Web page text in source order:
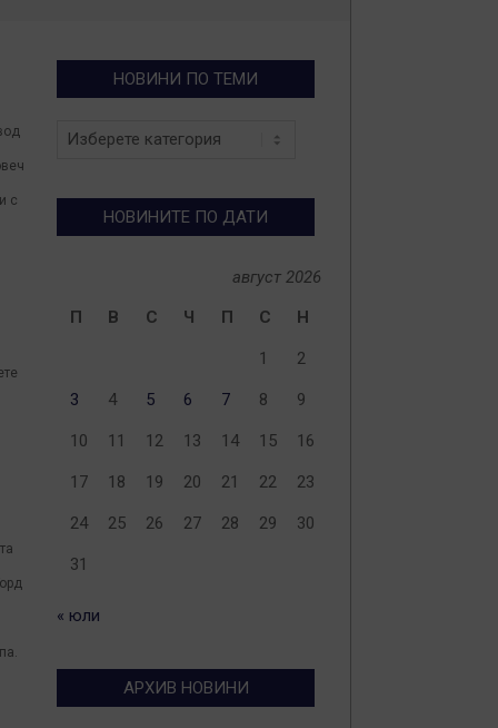
с
НОВИНИ ПО ТЕМИ
Новини
НОВИНИТЕ ПО ДАТИ
август 2026
П
В С Ч П С Н
1 2
3 4 5 6 7 8 9
10 11 12 13 14 15 16
17 18 19 20 21 22 23
24 25 26 27 28 29 30
31
« юли
АРХИВ НОВИНИ